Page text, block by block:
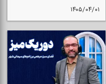
۱۴۰۵/۰۴/۰۱